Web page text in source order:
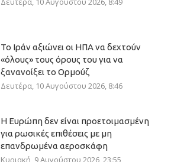
Το Ιράν αξιώνει οι ΗΠΑ να δεχτούν
«όλους» τους όρους του για να
ξανανοίξει το Ορμούζ
Δευτέρα, 10 Αυγούστου 2026, 8:46
Η Ευρώπη δεν είναι προετοιμασμένη
για ρωσικές επιθέσεις με μη
επανδρωμένα αεροσκάφη
Κυριακή, 9 Αυγούστου 2026, 23:55